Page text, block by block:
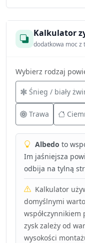
Kalkulator
dodatkowa moc z
Wybierz rodzaj
Śnieg / biały
Trawa
Albedo to
Im jaśniejsza
odbija na tylną
Kalkulator
domyślnymi
współczynnikiem
zysk zależy od
wysokości